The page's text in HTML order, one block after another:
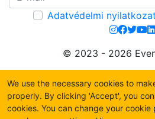
Adatvédelmi
© 2023 - 2026
We use the necessary cookies to
properly. By clicking 'Accept', you
cookies. You can change your